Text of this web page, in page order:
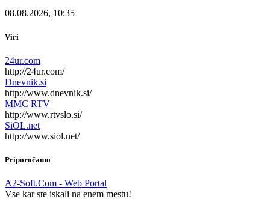
08.08.2026, 10:35
Viri
24ur.com
http://24ur.com/
Dnevnik.si
http://www.dnevnik.si/
MMC RTV
http://www.rtvslo.si/
SiOL.net
http://www.siol.net/
Priporočamo
A2-Soft.Com - Web Portal
Vse kar ste iskali na enem mestu!